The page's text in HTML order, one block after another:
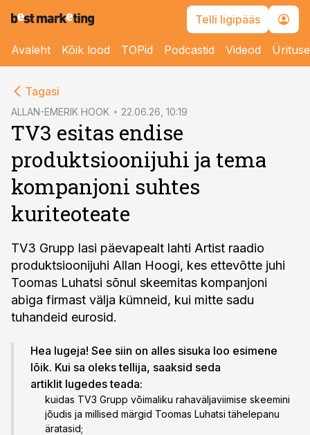
Telli ligipääs
Avaleht Kõik lood TOPid Podcastid Videod
Tagasi
ALLAN-EMERIK HOOK 22.06.26, 10:19
TV3 esitas endise
produktsioonijuhi ja tema
kompanjoni suhtes
kuriteoteate
TV3 Grupp lasi päevapealt lahti Artist raadio
produktsioonijuhi Allan Hoogi, kes ettevõtte juhi
Toomas Luhatsi sõnul skeemitas kompanjoni
abiga firmast välja kümneid, kui mitte sadu
tuhandeid eurosid.
Hea lugeja! See siin on alles sisuka loo esimene
lõik. Kui sa oleks tellija, saaksid seda
artiklit lugedes teada:
kuidas TV3 Grupp võimaliku rahaväljaviimise skeemini
jõudis ja millised märgid Toomas Luhatsi tähelepanu
äratasid;